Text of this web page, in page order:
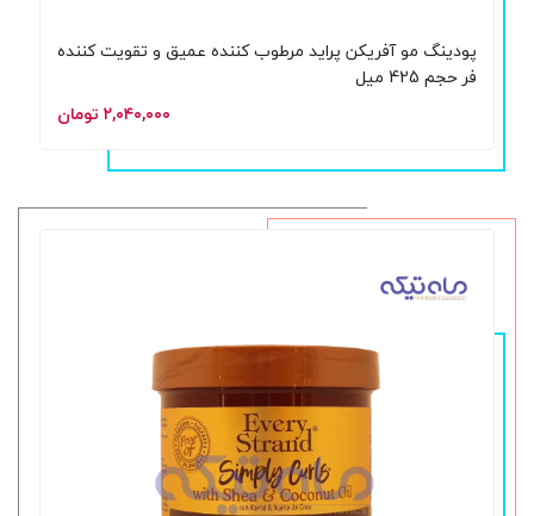
پودینگ مو آفریکن پراید مرطوب کننده عمیق و تقویت کننده
فر حجم 425 میل
۲,۰۴۰,۰۰۰ تومان